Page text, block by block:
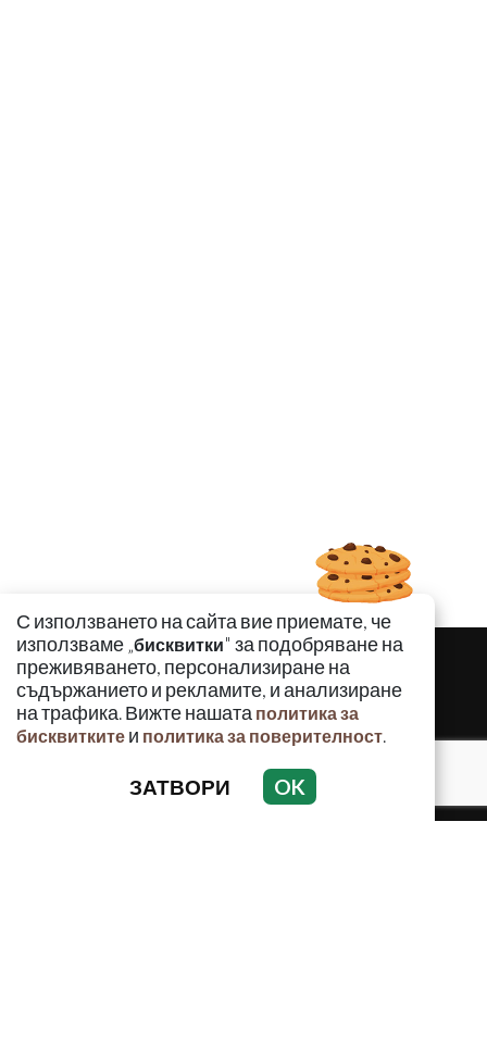
С използването на сайта вие приемате, че
използваме „бисквитки" за подобряване на
преживяването, персонализиране на
съдържанието и рекламите, и анализиране
на трафика. Вижте нашата политика за
бисквитките и политика за поверителност.
ЗАТВОРИ OK